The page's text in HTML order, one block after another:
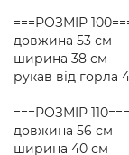
===РОЗМІР
довжина 53 см
ширина 38 см
рукав від горла
===РОЗМІР 110===
довжина 56 см
ширина 40 см